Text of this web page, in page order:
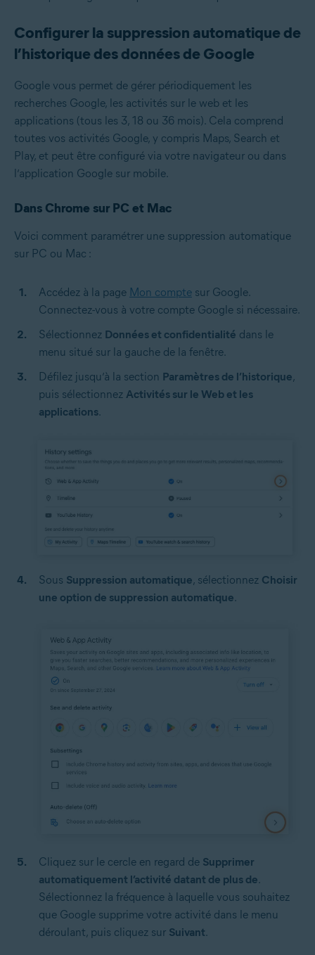
Configurer la suppression automatique de
l’historique des données de Google
Google vous permet de gérer périodiquement les
recherches Google, les activités sur le web et les
applications (tous les 3, 18 ou 36 mois). Cela comprend
toutes vos activités Google, y compris Maps, Search et
Play, et peut être configuré via votre navigateur ou dans
l’application Google sur mobile.
Dans Chrome sur PC et Mac
Voici comment paramétrer une suppression automatique
sur PC ou Mac :
Accédez à la page Mon compte sur Google.
Connectez-vous à votre compte Google si nécessaire.
Sélectionnez Données et confidentialité dans le
menu situé sur la gauche de la fenêtre.
Défilez jusqu’à la section Paramètres de l’historique,
puis sélectionnez Activités sur le Web et les
applications.
Sous Suppression automatique, sélectionnez Choisir
une option de suppression automatique.
Cliquez sur le cercle en regard de Supprimer
automatiquement l’activité datant de plus de.
Sélectionnez la fréquence à laquelle vous souhaitez
que Google supprime votre activité dans le menu
déroulant, puis cliquez sur Suivant.